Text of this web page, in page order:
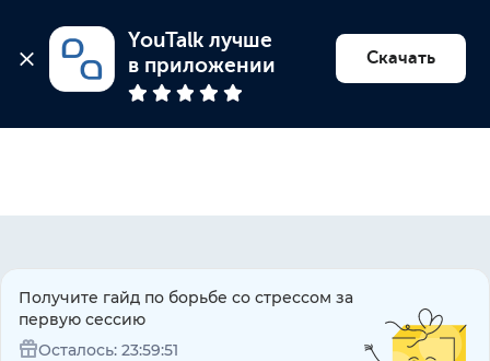
YouTalk лучше
в приложении
Скачать
Найти психолога
Получите гайд по борьбе со стрессом за
первую сессию
Осталось: 23:59:51